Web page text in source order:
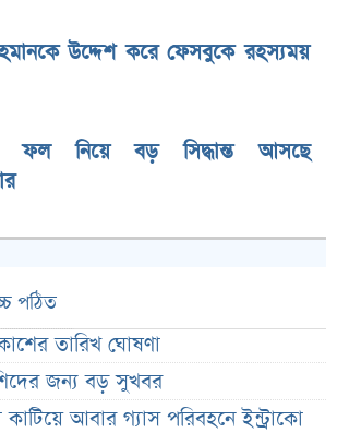
উদ্দেশ করে ফেসবুকে রহস্যময়
ফল নিয়ে বড় সিদ্ধান্ত আসছে
পঠিত
তারিখ ঘোষণা
জন্য বড় সুখবর
কাটিয়ে আবার গ্যাস পরিবহনে ইন্ট্রাকো